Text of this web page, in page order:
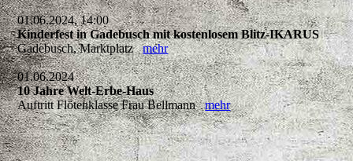
01.06.2024, 14:00
Kinderfest in Gadebusch mit kostenlosem Blitz-IKARUS
Gadebusch, Marktplatzmehr
01.06.2024
10 Jahre Welt-Erbe-Haus
Auftritt Flötenklasse Frau Bellmannmehr